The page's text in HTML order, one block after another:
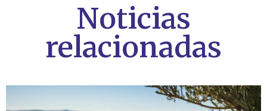
Noticias
relacionadas